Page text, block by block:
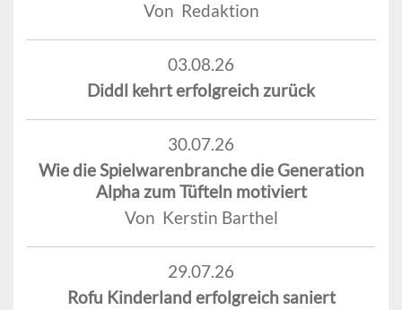
Von Redaktion
03.08.26
Diddl kehrt erfolgreich zurück
30.07.26
Wie die Spielwarenbranche die Generation
Alpha zum Tüfteln motiviert
Von Kerstin Barthel
29.07.26
Rofu Kinderland erfolgreich saniert